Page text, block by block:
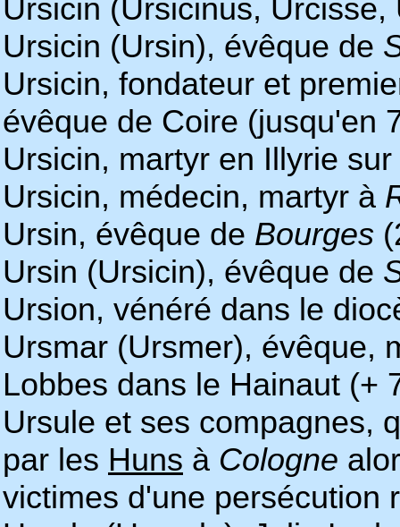
Ursicin (Ursicinus,
Ursicin (Ursin), évêque de
Ursicin, fondateur et
évêque de Coire (jusqu'en
Ursicin, martyr en Illyrie
Ursicin, médecin, martyr à
Ursin, évêque de Bourges
Ursin (Ursicin), évêque de
Ursion, vénéré dans le
Ursmar (Ursmer), évêque,
Lobbes dans le Hainaut (+
Ursule et ses compagnes,
par les Huns à Cologne
victimes d'une persécution